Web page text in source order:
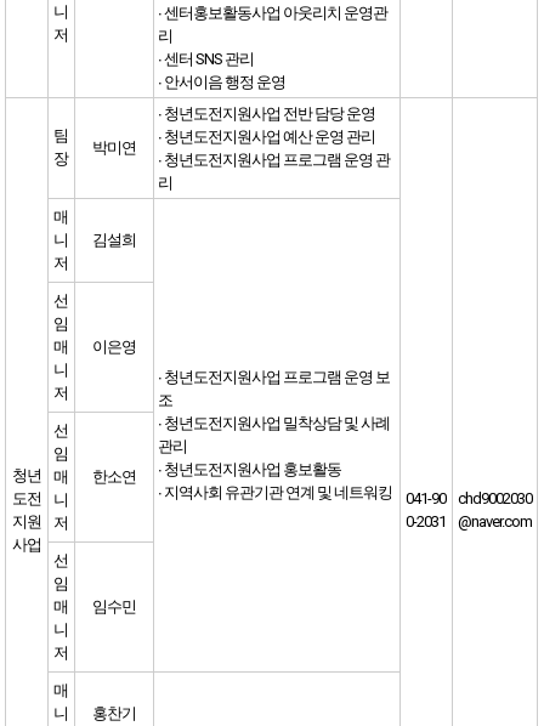
니
저
∙ 센터홍보활동사업 아웃리치 운영관
리
∙ 센터 SNS 관리
∙ 안서이음 행정 운영
청년
도전
지원
사업
팀
장
박미연
∙ 청년도전지원사업 전반 담당 운영
∙ 청년도전지원사업 예산 운영 관리
∙ 청년도전지원사업 프로그램 운영 관
리
041-90
0-2031
chd9002030
@naver.com
매
니
저
김설희
∙ 청년도전지원사업 프로그램 운영 보
조
∙ 청년도전지원사업 밀착상담 및 사례
관리
∙ 청년도전지원사업 홍보활동
∙ 지역사회 유관기관 연계 및 네트워킹
선
임
매
니
저
이은영
선
임
매
니
저
한소연
선
임
매
니
저
임수민
매
니
홍찬기